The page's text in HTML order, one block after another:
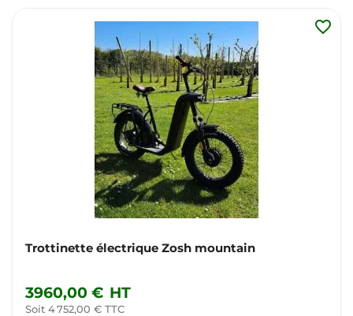
Trottinette électrique Zosh mountain
3960,00 € HT
Soit 4 752,00 € TTC
favorite_border